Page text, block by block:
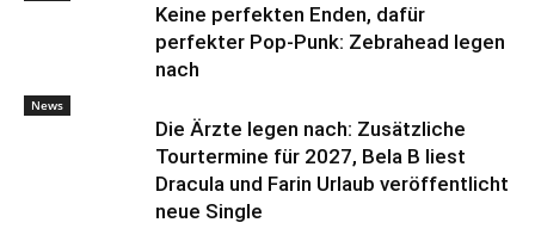
Keine perfekten Enden, dafür
perfekter Pop-Punk: Zebrahead legen
nach
News
Die Ärzte legen nach: Zusätzliche
Tourtermine für 2027, Bela B liest
Dracula und Farin Urlaub veröffentlicht
neue Single